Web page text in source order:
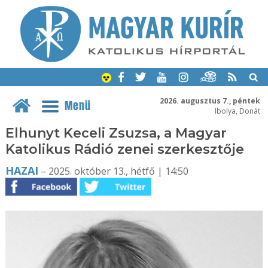
2026. augusztus 7., péntek
Ibolya, Donát
Menü
Elhunyt Keceli Zsuzsa, a Magyar
Katolikus Rádió zenei szerkesztője
HAZAI – 2025. október 13., hétfő | 14:50